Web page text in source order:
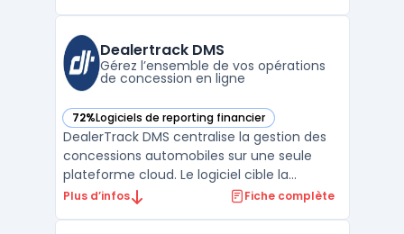
gestion, du suivi des ventes à la facturation,
en passant par le s ...
Dealertrack DMS
Gérez l’ensemble de vos opérations
de concession en ligne
72%Logiciels de reporting financier
— voir Dealertrack DMS dans cette catégorie
DealerTrack DMS centralise la gestion des
concessions automobiles sur une seule
plateforme cloud. Le logiciel cible la
multiplication des outils métiers et la
Plus d’infos Fiche complète